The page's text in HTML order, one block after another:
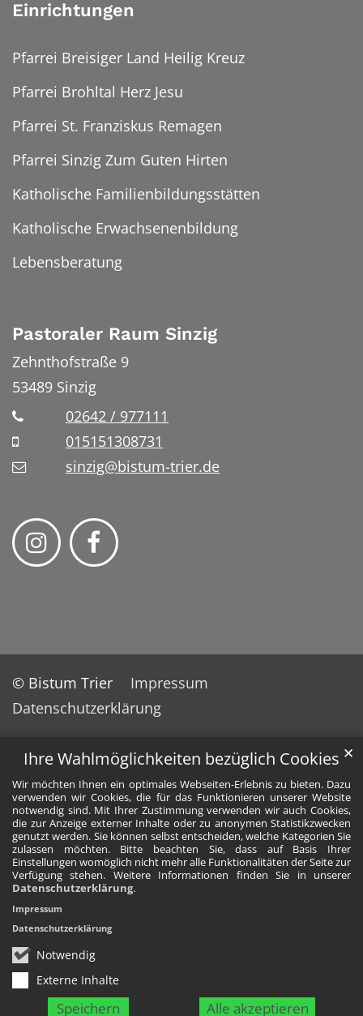
Ihre Wahlmöglichkeiten bezüglich Cookies
Wir möchten Ihnen ein optimales Webseiten-Erlebnis zu bieten. Dazu
verwenden wir Cookies, die für das Funktionieren unserer Website
notwendig sind. Mit Ihrer Zustimmung verwenden wir auch Cookies,
die zur Anzeige externer Inhalte oder zu anonymen Statistikzwecken
genutzt werden. Sie können selbst entscheiden, welche Kategorien Sie
zulassen möchten. Bitte beachten Sie, dass auf Basis Ihrer
Einstellungen womöglich nicht mehr alle Funktionalitäten der Seite zur
Verfügung stehen. Weitere Informationen finden Sie in unserer
Datenschutzerklärung.
Notwendig
Externe Inhalte
Speichern Alle akzeptieren
✕
Impressum
Datenschutzerklärung
Einrichtungen
Pfarrei Breisiger Land Heilig Kreuz
Pfarrei Brohltal Herz Jesu
Pfarrei St. Franziskus Remagen
Pfarrei Sinzig Zum Guten Hirten
Katholische Familienbildungsstätten
Katholische Erwachsenenbildung
Lebensberatung
Pastoraler Raum Sinzig
Zehnthofstraße 9
53489 Sinzig
02642 / 977111
015151308731
sinzig@bistum-trier.de
© Bistum Trier
Impressum
Datenschutzerklärung